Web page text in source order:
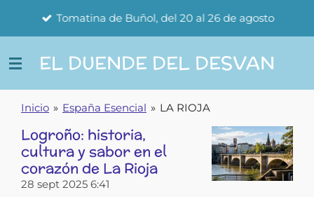
principal
Tomatina de Buñol, del 20 al 26 de agosto
EL DUENDE DEL DESVAN
Inicio » España Esencial » LA RIOJA
Logroño: historia,
cultura y sabor en el
corazón de La Rioja
28 sept 2025 6:41